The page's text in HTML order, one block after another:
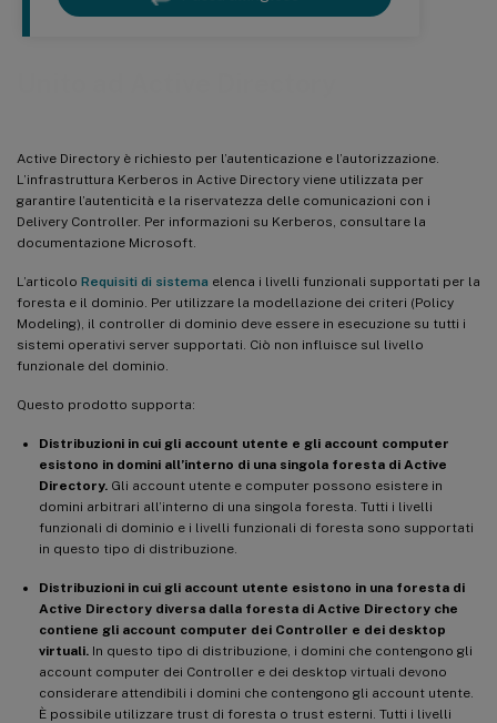
Active Directory è richiesto per l’autenticazione e l’autorizzazione.
L’infrastruttura Kerberos in Active Directory viene utilizzata per
garantire l’autenticità e la riservatezza delle comunicazioni con i
Delivery Controller. Per informazioni su Kerberos, consultare la
documentazione Microsoft.
L’articolo Requisiti di sistema elenca i livelli funzionali supportati per la
foresta e il dominio. Per utilizzare la modellazione dei criteri (Policy
Modeling), il controller di dominio deve essere in esecuzione su tutti i
sistemi operativi server supportati. Ciò non influisce sul livello
funzionale del dominio.
Questo prodotto supporta:
Distribuzioni in cui gli account utente e gli account computer
esistono in domini all’interno di una singola foresta di Active
Directory. Gli account utente e computer possono esistere in
domini arbitrari all’interno di una singola foresta. Tutti i livelli
funzionali di dominio e i livelli funzionali di foresta sono supportati
in questo tipo di distribuzione.
Distribuzioni in cui gli account utente esistono in una foresta di
Active Directory diversa dalla foresta di Active Directory che
contiene gli account computer dei Controller e dei desktop
virtuali. In questo tipo di distribuzione, i domini che contengono gli
account computer dei Controller e dei desktop virtuali devono
considerare attendibili i domini che contengono gli account utente.
È possibile utilizzare trust di foresta o trust esterni. Tutti i livelli